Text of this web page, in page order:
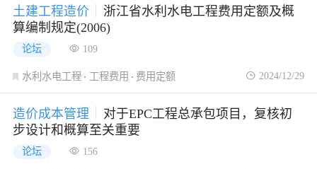
土建工程造价
浙江省水利水电工程费用定额及概
算编制规定(2006)
论坛 109
水利水电工程 工程费用 费用定额 2024/12/29
造价成本管理
对于EPC工程总承包项目，复核初
步设计和概算至关重要
论坛 156